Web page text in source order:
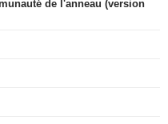
de l'anneau (version